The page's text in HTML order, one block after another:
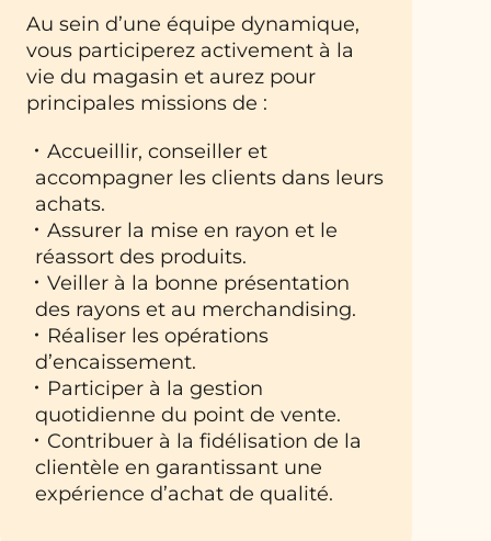
Au sein d’une équipe dynamique,
vous participerez activement à la
vie du magasin et aurez pour
principales missions de :
Accueillir, conseiller et
accompagner les clients dans leurs
achats.
Assurer la mise en rayon et le
réassort des produits.
Veiller à la bonne présentation
des rayons et au merchandising.
Réaliser les opérations
d’encaissement.
Participer à la gestion
quotidienne du point de vente.
Contribuer à la fidélisation de la
clientèle en garantissant une
expérience d’achat de qualité.